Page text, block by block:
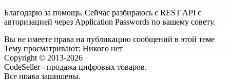
Благодарю за помощь. Сейчас разбираюсь с REST API с
авторизацией через Application Passwords по вашему совету.
Вы не имеете права на публикацию сообщений в этой теме
Тему просматривают: Никого нет
Copyright © 2013-2026
CodeSeller - продажа цифровых товаров.
Все права защищены.